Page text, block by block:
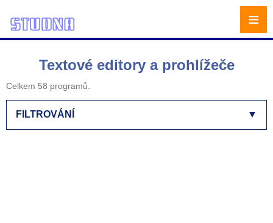
Textové editory a prohlížeče
Celkem 58 programů.
▼
FILTROVÁNÍ
≡